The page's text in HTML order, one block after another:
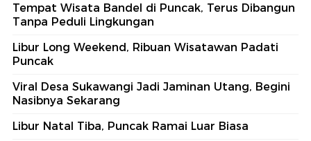
Tempat Wisata Bandel di Puncak, Terus Dibangun
Tanpa Peduli Lingkungan
Libur Long Weekend, Ribuan Wisatawan Padati
Puncak
Viral Desa Sukawangi Jadi Jaminan Utang, Begini
Nasibnya Sekarang
Libur Natal Tiba, Puncak Ramai Luar Biasa